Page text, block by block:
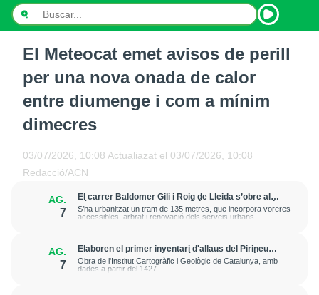
NOTÍCIES
PROGRAMES
CONTACTE
El Meteocat emet avisos de perill
per una nova onada de calor
entre diumenge i com a mínim
dimecres
03/07/2026, 10:08 Actualiazat el 03/07/2026, 10:08
Redacció/ACN
AG.
7
El carrer Baldomer Gili i Roig de Lleida s’obre al
trànsit per millorar la connexió entre Ciutat Jardí i
l’entorn de Rovira Roure
S’ha urbanitzat un tram de 135 metres, que incorpora voreres
accessibles, arbrat i renovació dels serveis urbans
AG.
7
Elaboren el primer inventari d'allaus del Pirineu
amb la documentació de més de 20.000 fenòmens
Obra de l'Institut Cartogràfic i Geològic de Catalunya, amb
dades a partir del 1427